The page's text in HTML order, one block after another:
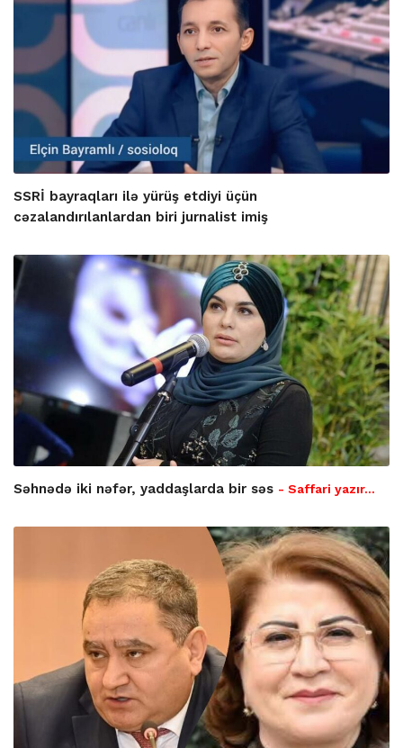
SSRİ bayraqları ilə yürüş etdiyi üçün
cəzalandırılanlardan biri jurnalist imiş
Səhnədə iki nəfər, yaddaşlarda bir səs - Saffari yazır…